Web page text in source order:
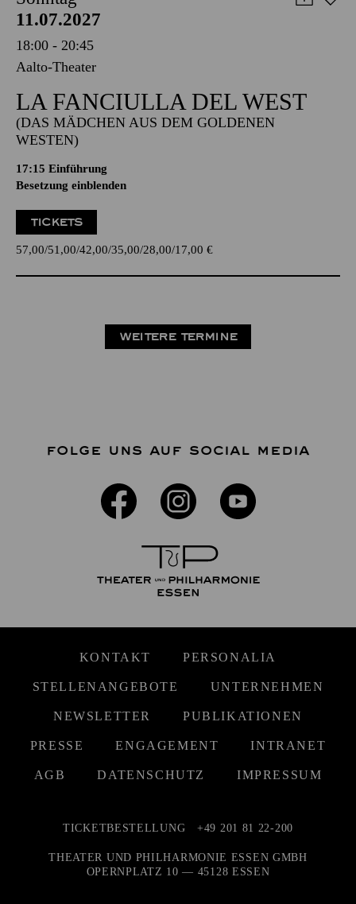
11.07.2027
18:00 - 20:45
Aalto-Theater
LA FANCIULLA DEL WEST
(DAS MÄDCHEN AUS DEM GOLDENEN
WESTEN)
17:15 Einführung
Besetzung einblenden
TICKETS
57,00 51,00 42,00 35,00 28,00 17,00 €
WEITERE TERMINE
FOLGE UNS AUF SOCIAL MEDIA
KONTAKT PERSONALIA
STELLENANGEBOTE UNTERNEHMEN
NEWSLETTER PUBLIKATIONEN
PRESSE ENGAGEMENT INTRANET
AGB DATENSCHUTZ IMPRESSUM
TICKETBESTELLUNG +49 201 81 22-200
THEATER UND PHILHARMONIE ESSEN GMBH
OPERNPLATZ 10 — 45128 ESSEN